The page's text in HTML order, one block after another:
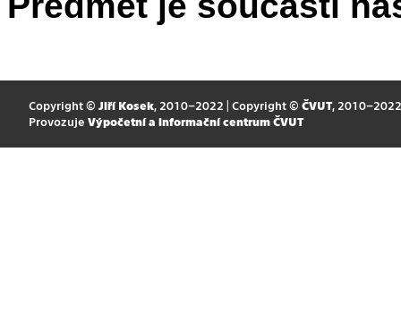
Copyright © Jiří Kosek, 2010–2022 | Copyright © ČVUT, 2010–2022
Provozuje Výpočetní a informační centrum ČVUT